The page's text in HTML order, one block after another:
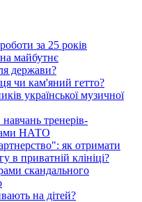
за 25 років
майбутнє
держави?
чи кам'яний гетто?
української музичної
тренерів-
НАТО
як отримати
в приватній клініці?
скандального
на дітей?